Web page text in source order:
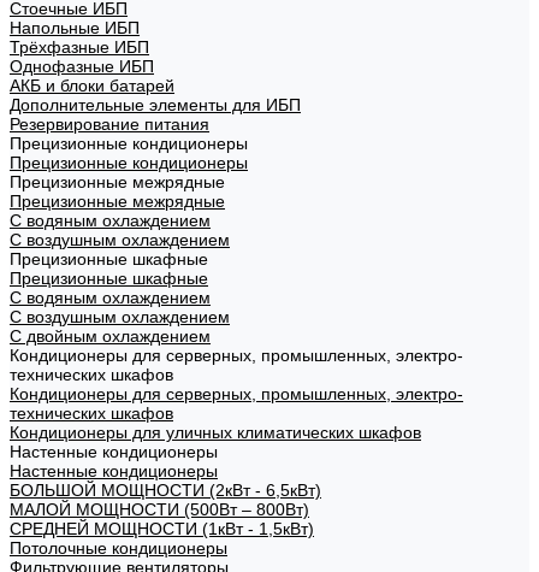
Стоечные ИБП
Напольные ИБП
Трёхфазные ИБП
Однофазные ИБП
АКБ и блоки батарей
Дополнительные элементы для ИБП
Резервирование питания
Прецизионные кондиционеры
Прецизионные кондиционеры
Прецизионные межрядные
Прецизионные межрядные
С водяным охлаждением
С воздушным охлаждением
Прецизионные шкафные
Прецизионные шкафные
С водяным охлаждением
С воздушным охлаждением
С двойным охлаждением
Кондиционеры для серверных, промышленных, электро-
технических шкафов
Кондиционеры для серверных, промышленных, электро-
технических шкафов
Кондиционеры для уличных климатических шкафов
Настенные кондиционеры
Настенные кондиционеры
БОЛЬШОЙ МОЩНОСТИ (2кВт - 6,5кВт)
МАЛОЙ МОЩНОСТИ (500Вт – 800Вт)
СРЕДНЕЙ МОЩНОСТИ (1кВт - 1,5кВт)
Потолочные кондиционеры
Фильтрующие вентиляторы